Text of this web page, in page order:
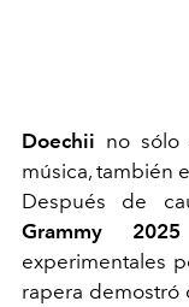
Doechii no sólo
música, también
Después de
Grammy 2025
experimentales
rapera demostró